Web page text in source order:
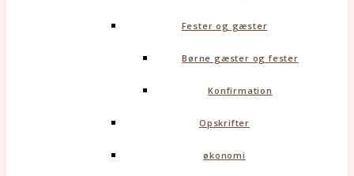
Fester og gæster
Børne gæster og fester
Konfirmation
Opskrifter
økonomi